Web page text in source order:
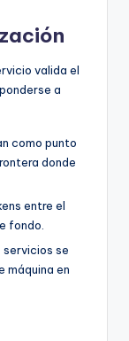
valida el
a
como punto
donde
entre el
fondo.
servicios se
máquina en